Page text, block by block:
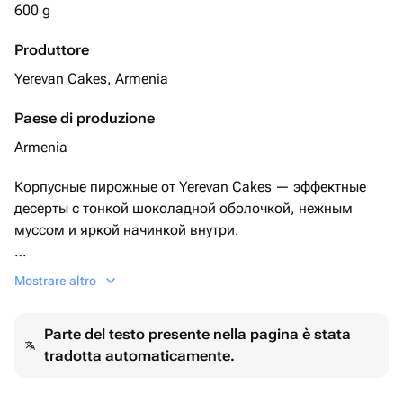
600 g
Produttore
Yerevan Cakes, Armenia
Paese di produzione
Armenia
Корпусные пирожные от Yerevan Cakes — эффектные
десерты с тонкой шоколадной оболочкой, нежным
муссом и яркой начинкой внутри.
Соберите набор из 6 пирожных на свой вкус из
Доступные вкусы:
Mostrare altro
Parte del testo presente nella pagina è stata
tradotta automaticamente.